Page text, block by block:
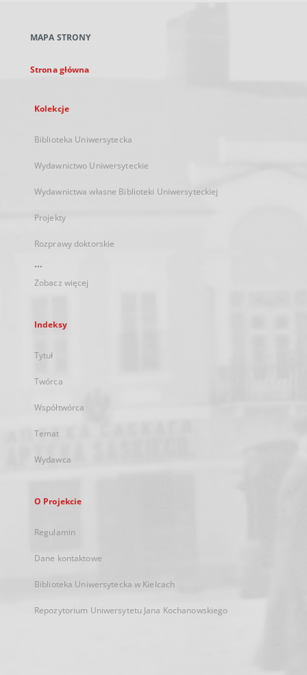
karcie
MAPA STRONY
Strona główna
Kolekcje
Biblioteka Uniwersytecka
Wydawnictwo Uniwersyteckie
Wydawnictwa własne Biblioteki Uniwersyteckiej
Projekty
Rozprawy doktorskie
...
Zobacz więcej
Indeksy
Tytuł
Twórca
Współtwórca
Temat
Wydawca
O Projekcie
Regulamin
Dane kontaktowe
Biblioteka Uniwersytecka w Kielcach
Repozytorium Uniwersytetu Jana Kochanowskiego